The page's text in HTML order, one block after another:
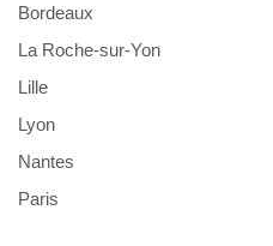
Bordeaux
La Roche-sur-Yon
Lille
Lyon
Nantes
Paris